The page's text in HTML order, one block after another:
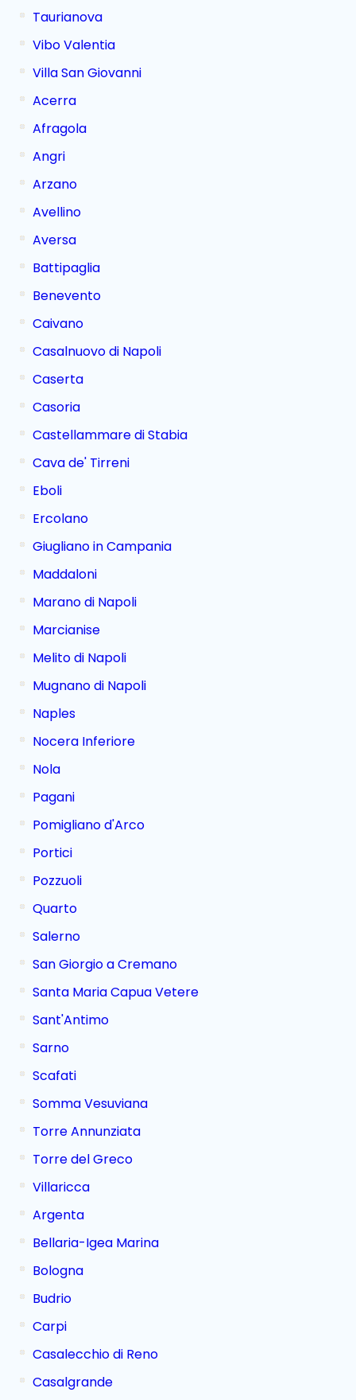
Taurianova
Vibo Valentia
Villa San Giovanni
Acerra
Afragola
Angri
Arzano
Avellino
Aversa
Battipaglia
Benevento
Caivano
Casalnuovo di Napoli
Caserta
Casoria
Castellammare di Stabia
Cava de' Tirreni
Eboli
Ercolano
Giugliano in Campania
Maddaloni
Marano di Napoli
Marcianise
Melito di Napoli
Mugnano di Napoli
Naples
Nocera Inferiore
Nola
Pagani
Pomigliano d'Arco
Portici
Pozzuoli
Quarto
Salerno
San Giorgio a Cremano
Santa Maria Capua Vetere
Sant'Antimo
Sarno
Scafati
Somma Vesuviana
Torre Annunziata
Torre del Greco
Villaricca
Argenta
Bellaria-Igea Marina
Bologna
Budrio
Carpi
Casalecchio di Reno
Casalgrande